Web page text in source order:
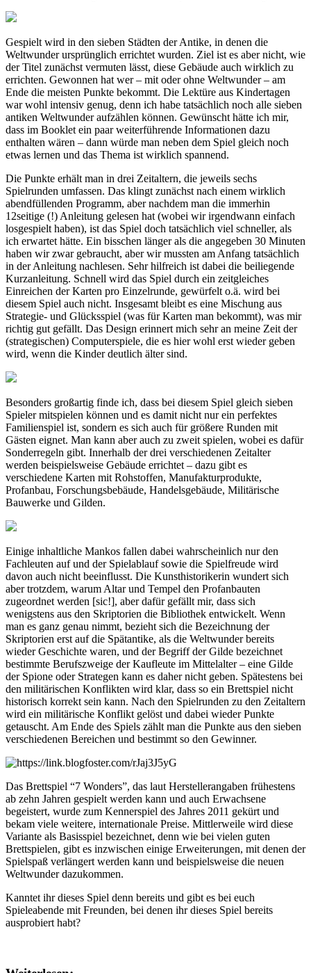
Gespielt wird in den sieben Städten der Antike, in denen die
Weltwunder ursprünglich errichtet wurden. Ziel ist es aber nicht, wie
der Titel zunächst vermuten lässt, diese Gebäude auch wirklich zu
errichten. Gewonnen hat wer – mit oder ohne Weltwunder – am
Ende die meisten Punkte bekommt. Die Lektüre aus Kindertagen
war wohl intensiv genug, denn ich habe tatsächlich noch alle sieben
antiken Weltwunder aufzählen können. Gewünscht hätte ich mir,
dass im Booklet ein paar weiterführende Informationen dazu
enthalten wären – dann würde man neben dem Spiel gleich noch
etwas lernen und das Thema ist wirklich spannend.
Die Punkte erhält man in drei Zeitaltern, die jeweils sechs
Spielrunden umfassen. Das klingt zunächst nach einem wirklich
abendfüllenden Programm, aber nachdem man die immerhin
12seitige (!) Anleitung gelesen hat (wobei wir irgendwann einfach
losgespielt haben), ist das Spiel doch tatsächlich viel schneller, als
ich erwartet hätte. Ein bisschen länger als die angegeben 30 Minuten
haben wir zwar gebraucht, aber wir mussten am Anfang tatsächlich
in der Anleitung nachlesen. Sehr hilfreich ist dabei die beiliegende
Kurzanleitung. Schnell wird das Spiel durch ein zeitgleiches
Einreichen der Karten pro Einzelrunde, gewürfelt o.ä. wird bei
diesem Spiel auch nicht. Insgesamt bleibt es eine Mischung aus
Strategie- und Glücksspiel (was für Karten man bekommt), was mir
richtig gut gefällt. Das Design erinnert mich sehr an meine Zeit der
(strategischen) Computerspiele, die es hier wohl erst wieder geben
wird, wenn die Kinder deutlich älter sind.
Besonders großartig finde ich, dass bei diesem Spiel gleich sieben
Spieler mitspielen können und es damit nicht nur ein perfektes
Familienspiel ist, sondern es sich auch für größere Runden mit
Gästen eignet. Man kann aber auch zu zweit spielen, wobei es dafür
Sonderregeln gibt. Innerhalb der drei verschiedenen Zeitalter
werden beispielsweise Gebäude errichtet – dazu gibt es
verschiedene Karten mit Rohstoffen, Manufakturprodukte,
Profanbau, Forschungsbebäude, Handelsgebäude, Militärische
Bauwerke und Gilden.
Einige inhaltliche Mankos fallen dabei wahrscheinlich nur den
Fachleuten auf und der Spielablauf sowie die Spielfreude wird
davon auch nicht beeinflusst. Die Kunsthistorikerin wundert sich
aber trotzdem, warum Altar und Tempel den Profanbauten
zugeordnet werden [sic!], aber dafür gefällt mir, dass sich
wenigstens aus den Skriptorien die Bibliothek entwickelt. Wenn
man es ganz genau nimmt, bezieht sich die Bezeichnung der
Skriptorien erst auf die Spätantike, als die Weltwunder bereits
wieder Geschichte waren, und der Begriff der Gilde bezeichnet
bestimmte Berufszweige der Kaufleute im Mittelalter – eine Gilde
der Spione oder Strategen kann es daher nicht geben. Spätestens bei
den militärischen Konflikten wird klar, dass so ein Brettspiel nicht
historisch korrekt sein kann. Nach den Spielrunden zu den Zeitaltern
wird ein militärische Konflikt gelöst und dabei wieder Punkte
getauscht. Am Ende des Spiels zählt man die Punkte aus den sieben
verschiedenen Bereichen und bestimmt so den Gewinner.
Das Brettspiel “7 Wonders”, das laut Herstellerangaben frühestens
ab zehn Jahren gespielt werden kann und auch Erwachsene
begeistert, wurde zum Kennerspiel des Jahres 2011 gekürt und
bekam viele weitere, internationale Preise. Mittlerweile wird diese
Variante als Basisspiel bezeichnet, denn wie bei vielen guten
Brettspielen, gibt es inzwischen einige Erweiterungen, mit denen der
Spielspaß verlängert werden kann und beispielsweise die neuen
Weltwunder dazukommen.
Kanntet ihr dieses Spiel denn bereits und gibt es bei euch
Spieleabende mit Freunden, bei denen ihr dieses Spiel bereits
ausprobiert habt?